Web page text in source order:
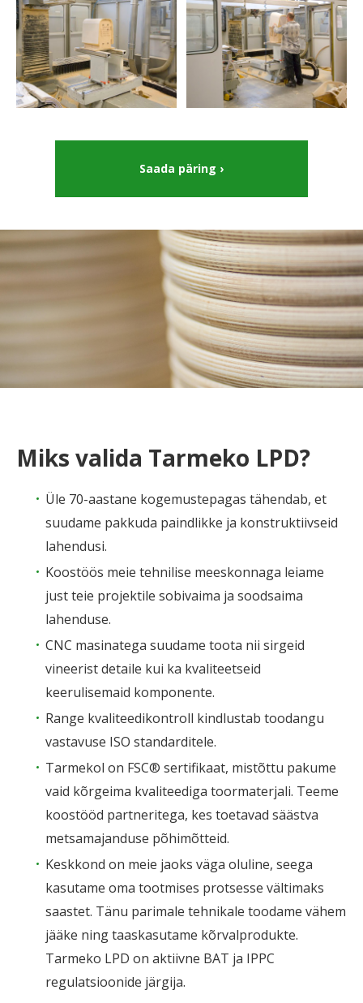
Saada päring
Miks valida Tarmeko LPD?
Üle 70-aastane kogemustepagas tähendab, et
suudame pakkuda paindlikke ja konstruktiivseid
lahendusi.
Koostöös meie tehnilise meeskonnaga leiame
just teie projektile sobivaima ja soodsaima
lahenduse.
CNC masinatega suudame toota nii sirgeid
vineerist detaile kui ka kvaliteetseid
keerulisemaid komponente.
Range kvaliteedikontroll kindlustab toodangu
vastavuse ISO standarditele.
Tarmekol on FSC® sertifikaat, mistõttu pakume
vaid kõrgeima kvaliteediga toormaterjali. Teeme
koostööd partneritega, kes toetavad säästva
metsamajanduse põhimõtteid.
Keskkond on meie jaoks väga oluline, seega
kasutame oma tootmises protsesse vältimaks
saastet. Tänu parimale tehnikale toodame vähem
jääke ning taaskasutame kõrvalprodukte.
Tarmeko LPD on aktiivne BAT ja IPPC
regulatsioonide järgija.